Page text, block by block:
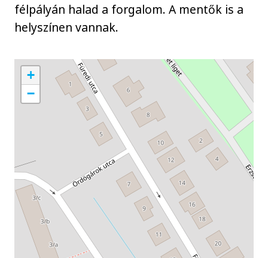
félpályán halad a forgalom. A mentők is a
helyszínen vannak.
+
−